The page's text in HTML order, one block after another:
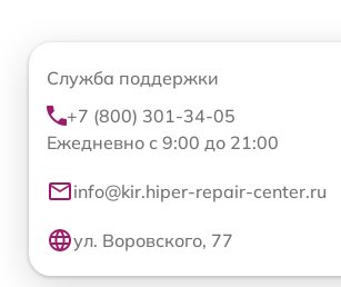
Служба поддержки
+7 (800) 301-34-05
Ежедневно с 9:00 до 21:00
info@kir.hiper-repair-center.ru
ул. Воровского, 77